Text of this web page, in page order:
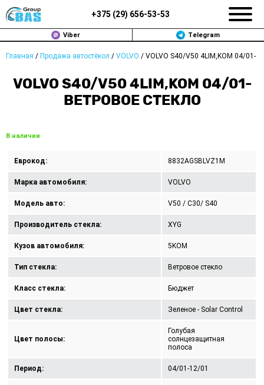
+375 (29) 656-53-53
Viber Telegram
Главная / Продажа автостёкол / VOLVO / VOLVO S40/V50 4LIM,KOM 04/01-
VOLVO S40/V50 4LIM,KOM 04/01-
ВЕТРОВОЕ СТЕКЛО
В наличии
Еврокод: 8832AGSBLVZ1M
Марка автомобиля: VOLVO
Модель авто: V50 / C30/ S40
Производитель стекла: XYG
Кузов автомобиля: 5KOM
Тип стекла: Ветровое стекло
Класс стекла: Бюджет
Цвет стекла: Зеленое - Solar Control
Цвет полосы:
Голубая
солнцезащитная
полоса
Период: 04/01-12/01
ЗАМЕНА АВТОСТЕКОЛ В МИНСКЕ
ПРОДАЖА АВТОСТЁКОЛ
КОНТАКТЫ
ПОЛИТИКА КОНФИДЕНЦИАЛЬНОСТИ